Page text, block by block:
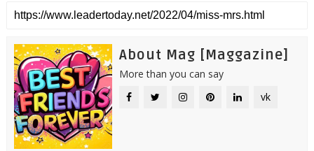
About Mag [Maggazine]
More than you can say
vk